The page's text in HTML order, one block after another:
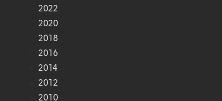
2022
2020
2018
2016
2014
2012
2010